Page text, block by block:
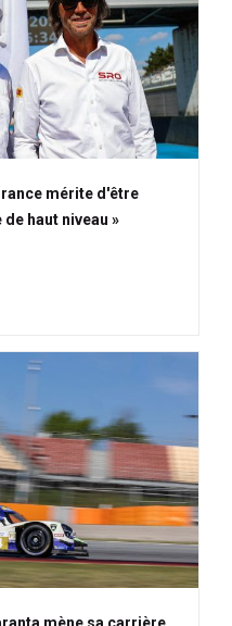
mérite d'être
haut niveau »
mène sa carrière